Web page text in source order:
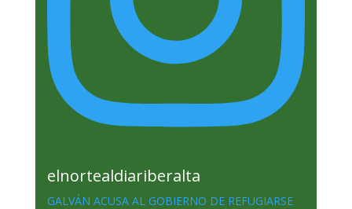
elnortealdiariberalta
GALVÁN ACUSA AL GOBIERNO DE REFUGIARSE